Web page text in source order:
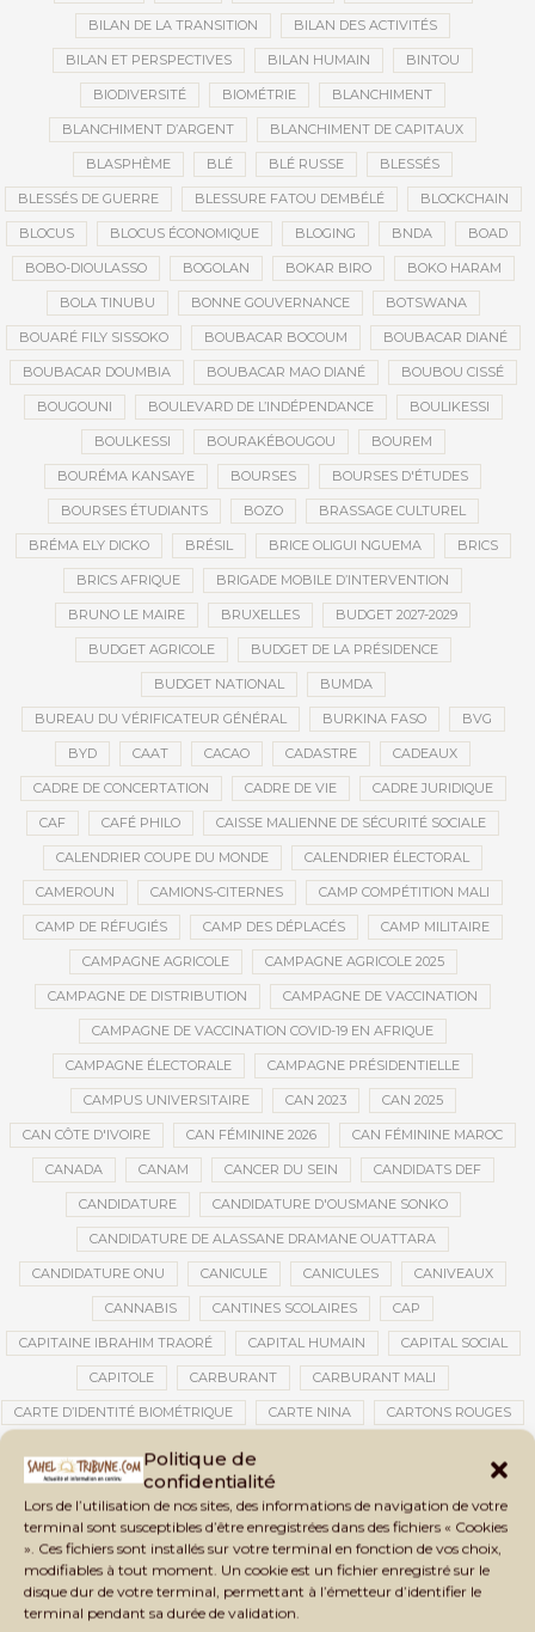
Politique de
confidentialité
Lors de l’utilisation de nos sites, des informations de navigation de votre
terminal sont susceptibles d’être enregistrées dans des fichiers « Cookies
». Ces fichiers sont installés sur votre terminal en fonction de vos choix,
modifiables à tout moment. Un cookie est un fichier enregistré sur le
disque dur de votre terminal, permettant à l’émetteur d’identifier le
terminal pendant sa durée de validation.
BILAN DE LA TRANSITION BILAN DES ACTIVITÉS
BILAN ET PERSPECTIVES BILAN HUMAIN BINTOU
BIODIVERSITÉ BIOMÉTRIE BLANCHIMENT
BLANCHIMENT D’ARGENT BLANCHIMENT DE CAPITAUX
BLASPHÈME BLÉ BLÉ RUSSE BLESSÉS
BLESSÉS DE GUERRE BLESSURE FATOU DEMBÉLÉ BLOCKCHAIN
BLOCUS BLOCUS ÉCONOMIQUE BLOGING BNDA BOAD
BOBO-DIOULASSO BOGOLAN BOKAR BIRO BOKO HARAM
BOLA TINUBU BONNE GOUVERNANCE BOTSWANA
BOUARÉ FILY SISSOKO BOUBACAR BOCOUM BOUBACAR DIANÉ
BOUBACAR DOUMBIA BOUBACAR MAO DIANÉ BOUBOU CISSÉ
BOUGOUNI BOULEVARD DE L’INDÉPENDANCE BOULIKESSI
BOULKESSI BOURAKÉBOUGOU BOUREM
BOURÉMA KANSAYE BOURSES BOURSES D'ÉTUDES
BOURSES ÉTUDIANTS BOZO BRASSAGE CULTUREL
BRÉMA ELY DICKO BRÉSIL BRICE OLIGUI NGUEMA BRICS
BRICS AFRIQUE BRIGADE MOBILE D’INTERVENTION
BRUNO LE MAIRE BRUXELLES BUDGET 2027-2029
BUDGET AGRICOLE BUDGET DE LA PRÉSIDENCE
BUDGET NATIONAL BUMDA
BUREAU DU VÉRIFICATEUR GÉNÉRAL BURKINA FASO BVG
BYD CAAT CACAO CADASTRE CADEAUX
CADRE DE CONCERTATION CADRE DE VIE CADRE JURIDIQUE
CAF CAFÉ PHILO CAISSE MALIENNE DE SÉCURITÉ SOCIALE
CALENDRIER COUPE DU MONDE CALENDRIER ÉLECTORAL
CAMEROUN CAMIONS-CITERNES CAMP COMPÉTITION MALI
CAMP DE RÉFUGIÉS CAMP DES DÉPLACÉS CAMP MILITAIRE
CAMPAGNE AGRICOLE CAMPAGNE AGRICOLE 2025
CAMPAGNE DE DISTRIBUTION CAMPAGNE DE VACCINATION
CAMPAGNE DE VACCINATION COVID-19 EN AFRIQUE
CAMPAGNE ÉLECTORALE CAMPAGNE PRÉSIDENTIELLE
CAMPUS UNIVERSITAIRE CAN 2023 CAN 2025
CAN CÔTE D'IVOIRE CAN FÉMININE 2026 CAN FÉMININE MAROC
CANADA CANAM CANCER DU SEIN CANDIDATS DEF
CANDIDATURE CANDIDATURE D'OUSMANE SONKO
CANDIDATURE DE ALASSANE DRAMANE OUATTARA
CANDIDATURE ONU CANICULE CANICULES CANIVEAUX
CANNABIS CANTINES SCOLAIRES CAP
CAPITAINE IBRAHIM TRAORÉ CAPITAL HUMAIN CAPITAL SOCIAL
CAPITOLE CARBURANT CARBURANT MALI
CARTE D’IDENTITÉ BIOMÉTRIQUE CARTE NINA CARTONS ROUGES
CATASTROPHES CLIMATIQUES
CAUTION 10 000 DOLLARS CAUTION DE VISA CDAT CECOGEC
CÉDÉAO CEDEAO CEI CÉLÉBRATION NATIONALE CEMAC
CEMAPI CEN-SNESUP CENOU CENSURE
CENTRAFRIQUE CENTRALE SOLAIRE